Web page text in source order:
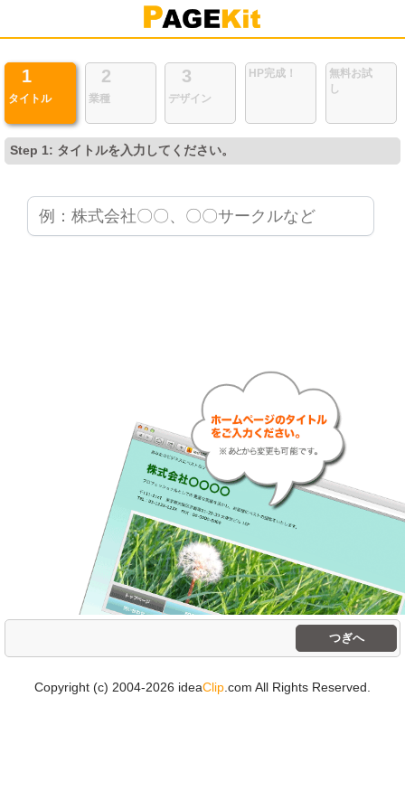
1
タイトル
2
業種
3
デザイン
HP完成！
無料お試
し
Step 1: タイトルを入力してください。
つぎへ
Copyright (c) 2004-2026 ideaClip .com All Rights Reserved.